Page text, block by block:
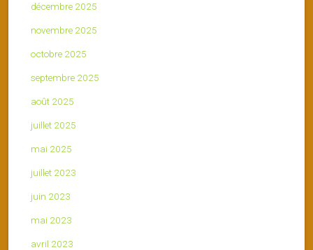
décembre 2025
novembre 2025
octobre 2025
septembre 2025
août 2025
juillet 2025
mai 2025
juillet 2023
juin 2023
mai 2023
avril 2023